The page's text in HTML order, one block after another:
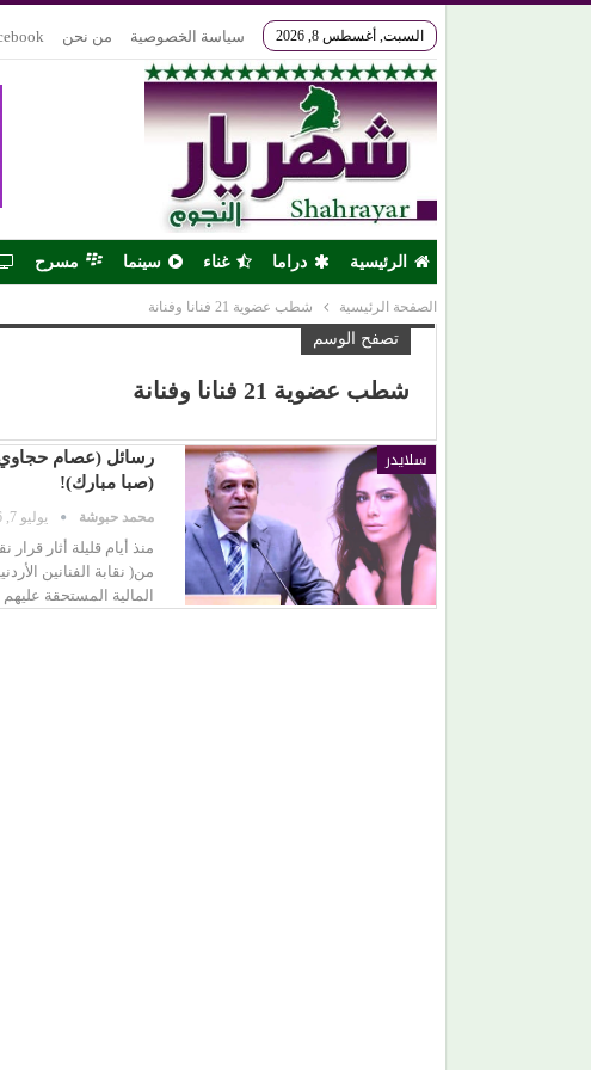
السبت, أغسطس 8, 2026 سياسة الخصوصية من نحن
الرئيسية دراما غناء سينما مسرح
الصفحة الرئيسية شطب عضوية 21 فنانا وفنانة
تصفح الوسم
شطب عضوية 21 فنانا وفنانة
سلايدر
(صبا مبارك)!
محمد حبوشة يوليو 7, 2026
من( نقابة الفنانين
المالية المستحقة
(هاني شنودة).. الغائب الذي سيقود افتتاح (مهرجان